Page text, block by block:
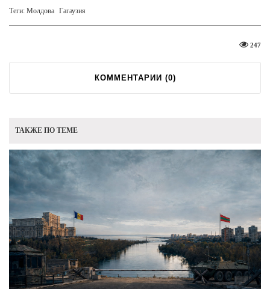
Теги: Молдова Гагаузия
247
КОММЕНТАРИИ (0)
ТАКЖЕ ПО ТЕМЕ